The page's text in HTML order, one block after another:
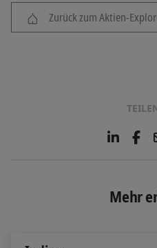
Zurück zum Aktien-
L
e
d
F
o
Mehr